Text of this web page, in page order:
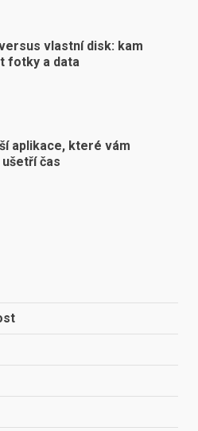
vlastní disk: kam
fotky a data
aplikace, které vám
čas